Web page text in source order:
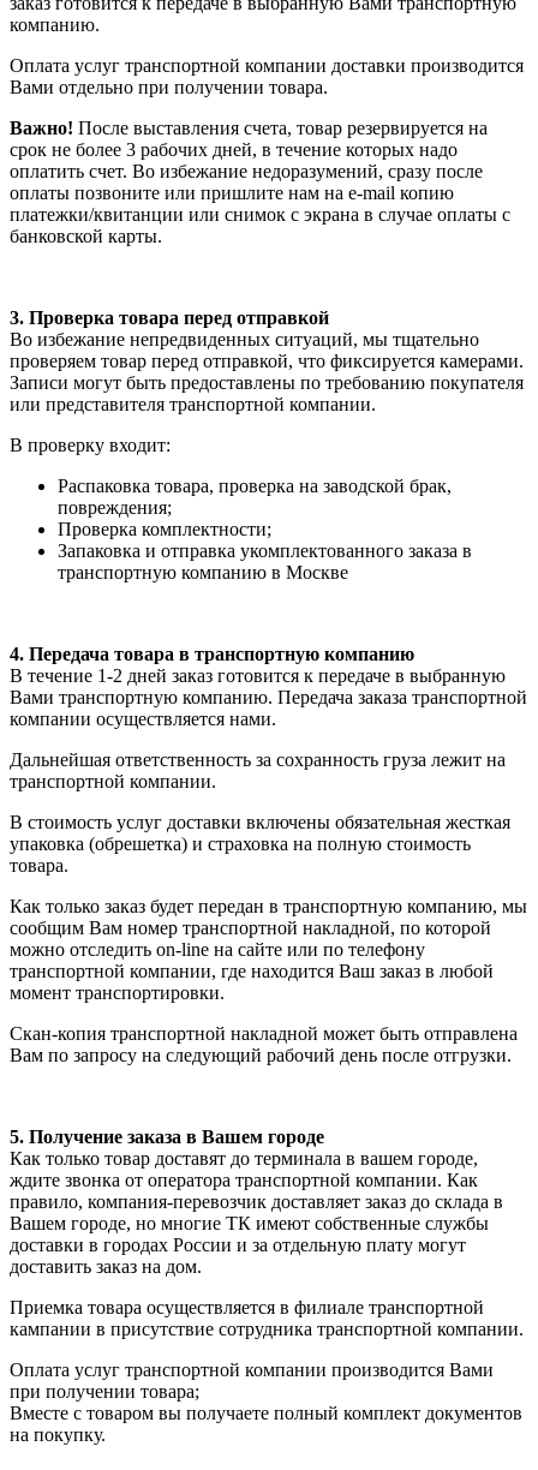
компанию.
Оплата услуг транспортной компании доставки производится
Вами отдельно при получении товара.
Важно! После выставления счета, товар резервируется на
срок не более 3 рабочих дней, в течение которых надо
оплатить счет. Во избежание недоразумений, сразу после
оплаты позвоните или пришлите нам на e-mail копию
платежки/квитанции или снимок с экрана в случае оплаты с
банковской карты.
3. Проверка товара перед отправкой
Во избежание непредвиденных ситуаций, мы тщательно
проверяем товар перед отправкой, что фиксируется камерами.
Записи могут быть предоставлены по требованию покупателя
или представителя транспортной компании.
В проверку входит:
Распаковка товара, проверка на заводской брак,
повреждения;
Проверка комплектности;
Запаковка и отправка укомплектованного заказа в
транспортную компанию в Москве
4. Передача товара в транспортную компанию
В течение 1-2 дней заказ готовится к передаче в выбранную
Вами транспортную компанию. Передача заказа транспортной
компании осуществляется нами.
Дальнейшая ответственность за сохранность груза лежит на
транспортной компании.
В стоимость услуг доставки включены обязательная жесткая
упаковка (обрешетка) и страховка на полную стоимость
товара.
Как только заказ будет передан в транспортную компанию, мы
сообщим Вам номер транспортной накладной, по которой
можно отследить on-line на сайте или по телефону
транспортной компании, где находится Ваш заказ в любой
момент транспортировки.
Скан-копия транспортной накладной может быть отправлена
Вам по запросу на следующий рабочий день после отгрузки.
5. Получение заказа в Вашем городе
Как только товар доставят до терминала в вашем городе,
ждите звонка от оператора транспортной компании. Как
правило, компания-перевозчик доставляет заказ до склада в
Вашем городе, но многие ТК имеют собственные службы
доставки в городах России и за отдельную плату могут
доставить заказ на дом.
Приемка товара осуществляется в филиале транспортной
кампании в присутствие сотрудника транспортной компании.
Оплата услуг транспортной компании производится Вами
при получении товара;
Вместе с товаром вы получаете полный комплект документов
на покупку.